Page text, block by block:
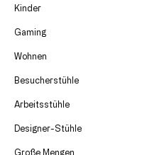
Kinder
Gaming
Wohnen
Besucherstühle
Arbeitsstühle
Designer-Stühle
Große Mengen